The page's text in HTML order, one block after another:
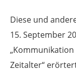
Diese und
15. September
Zeitalter“